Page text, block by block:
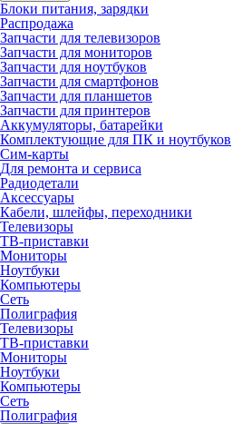
Блоки питания, зарядки
Распродажа
Запчасти для телевизоров
Запчасти для мониторов
Запчасти для ноутбуков
Запчасти для смартфонов
Запчасти для планшетов
Запчасти для принтеров
Аккумуляторы, батарейки
Комплектующие для ПК и ноутбуков
Сим-карты
Для ремонта и сервиса
Радиодетали
Аксессуары
Кабели, шлейфы, переходники
Телевизоры
ТВ-приставки
Мониторы
Ноутбуки
Компьютеры
Сеть
Полиграфия
Телевизоры
ТВ-приставки
Мониторы
Ноутбуки
Компьютеры
Сеть
Полиграфия